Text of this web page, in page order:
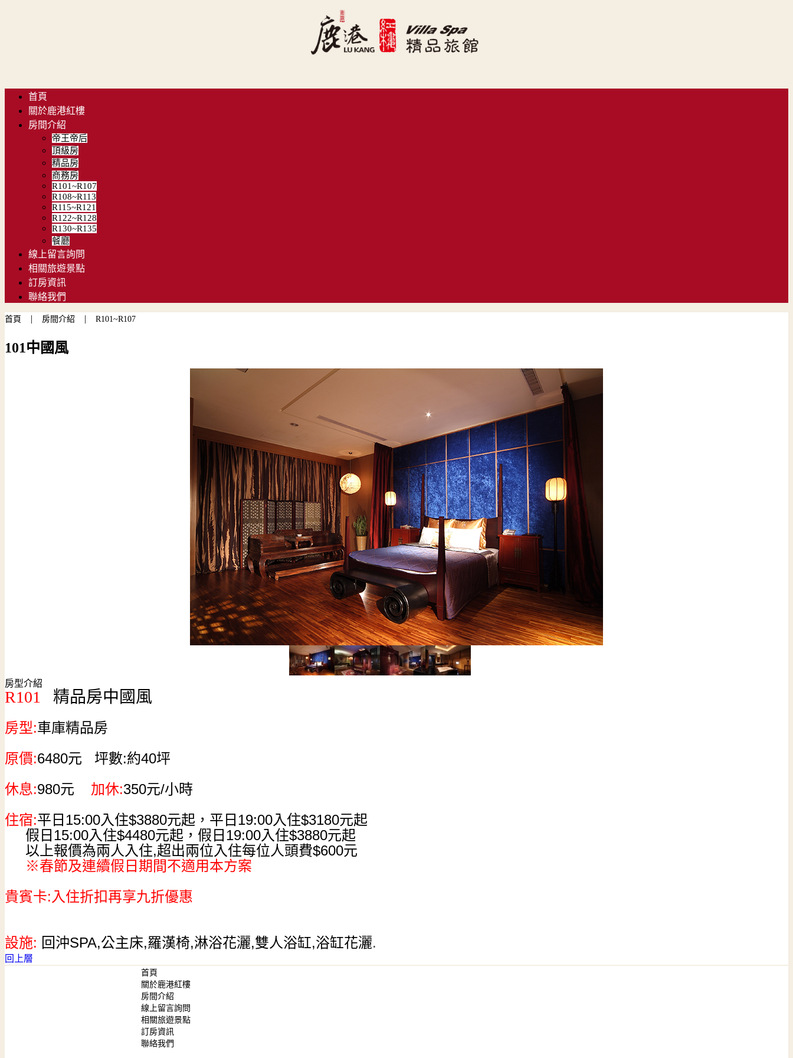
首頁
關於鹿港紅樓
房間介紹
帝王帝后
頂級房
精品房
商務房
R101~R107
R108~R113
R115~R121
R122~R128
R130~R135
餐廳
線上留言詢問
相關旅遊景點
訂房資訊
聯絡我們
首頁 | 房間介紹 | R101~R107
101中國風
房型介紹
R101 精品房中國風
房型:車庫精品房
原價:6480元 坪數:約40坪
休息:980元 加休:350元/小時
住宿:平日15:00入住$3880元起 ，平日19:00入住$3180元起
假日15:00入住$4480元起，假日19:00入住$3880元起
以上報價為兩人入住,超出兩位入住每位人頭費$600元
※春節及連續假日期間不適用本方案
貴賓卡:入住折扣再享九折優惠
設施: 回沖SPA,公主床,羅漢椅,淋浴花灑,雙人浴缸,浴缸花灑.
回上層
首頁
關於鹿港紅樓
房間介紹
線上留言詢問
相關旅遊景點
訂房資訊
聯絡我們